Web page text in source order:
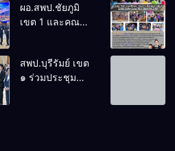
ผอ.สพป.ชัยภูมิ
เขต 1 และคณะ
วิชาการ “ผู้
บริหารยุคใหม่นำ
สพป.บุรีรัมย์ เขต
๑ ร่วมประชุม